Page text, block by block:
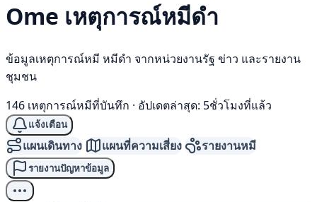
Ome เหตุการณ์หมีดำ
ข้อมูลเหตุการณ์หมี หมีดำ จากหน่วยงานรัฐ ข่าว และรายงาน
ชุมชน
146 เหตุการณ์หมีที่บันทึก · อัปเดตล่าสุด: 5ชั่วโมงที่แล้ว
แจ้งเตือน
แผนเดินทาง แผนที่ความเสี่ยง รายงานหมี
รายงานปัญหาข้อมูล